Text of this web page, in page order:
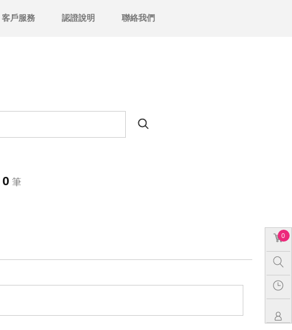
客戶服務 認證說明 聯絡我們
0
0 筆